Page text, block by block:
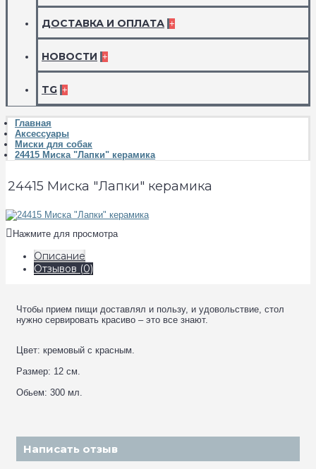
ДОСТАВКА И ОПЛАТА +
НОВОСТИ +
TG +
Главная
Аксессуары
Миски для собак
24415 Миска "Лапки" керамика
24415 Миска "Лапки" керамика
Нажмите для просмотра
Описание
Отзывов (0)
Чтобы прием пищи доставлял и пользу, и удовольствие, стол
нужно сервировать красиво – это все знают.
Цвет: кремовый с красным.
Размер: 12 см.
Обьем: 300 мл.
Написать отзыв